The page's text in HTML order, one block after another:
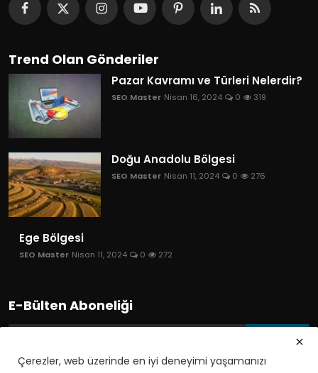
Trend Olan Gönderiler
Pazar Kavramı ve Türleri Nelerdir?
SEO Master Nisan 16, 2024 0 319
Doğu Anadolu Bölgesi
SEO Master Nisan 11, 2024 0 276
Ege Bölgesi
SEO Master Nisan 11, 2024 0 272
E-Bülten Aboneliği
Abone Ol
Çerezler, web üzerinde en iyi deneyimi yaşamanızı